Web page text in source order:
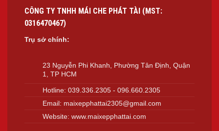
CÔNG TY TNHH MÁI CHE PHÁT TÀI (MST:
0316470467)
Trụ sở chính:
23 Nguyễn Phi Khanh, Phường Tân Định, Quận
1, TP HCM
Hotline:039.336.2305 -096.660.2305
Email: maixepphattai2305@gmail.com
Website:www.maixepphattai.com